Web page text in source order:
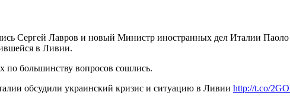
Сергей Лавров и новый Министр иностранных дел Италии
в Ливии.
по большинству вопросов сошлись.
обсудили украинский кризис и ситуацию в Ливии http://t.co/